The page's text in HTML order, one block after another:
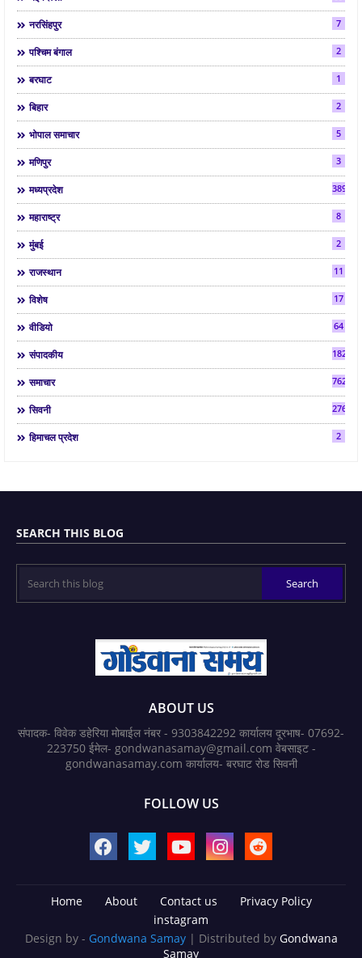
नरसिंहपुर 7
पश्चिम बंगाल 2
बरघाट 1
बिहार 2
भोपाल समाचार 5
मणिपुर 3
मध्यप्रदेश 3892
महाराष्ट्र 8
मुंबई 2
राजस्थान 11
विशेष 17
वीडियो 64
संपादकीय 182
समाचार 7624
सिवनी 2763
हिमाचल प्रदेश 2
SEARCH THIS BLOG
ABOUT US
संपादक- विवेक डहेरिया मोबाईल नंबर - 9303842292 कार्यालय दूरभाष- 07692-
223750 ईमेल- gondwanasamay@gmail.com वेबसाइट -
gondwanasamay.com कार्यालय- बरघाट रोड सिवनी
FOLLOW US
Home About Contact us
Privacy Policy
instagram
Design by - Gondwana Samay | Distributed by Gondwana
Samay